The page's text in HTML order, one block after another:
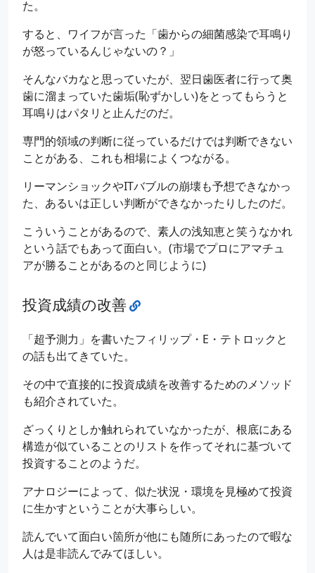
た。
すると、ワイフが言った「歯からの細菌感染で耳鳴り
が怒っているんじゃないの？」
そんなバカなと思っていたが、翌日歯医者に行って奥
歯に溜まっていた歯垢(恥ずかしい)をとってもらうと
耳鳴りはパタリと止んだのだ。
専門的領域の判断に従っているだけでは判断できない
ことがある、これも相場によくつながる。
リーマンショックやITバブルの崩壊も予想できなかっ
た、あるいは正しい判断ができなかったりしたのだ。
こういうことがあるので、素人の浅知恵と笑うなかれ
という話でもあって面白い。(市場でプロにアマチュ
アが勝ることがあるのと同じように)
投資成績の改善
「超予測力」を書いたフィリップ・E・テトロックと
の話も出てきていた。
その中で直接的に投資成績を改善するためのメソッド
も紹介されていた。
ざっくりとしか触れられていなかったが、根底にある
構造が似ていることのリストを作ってそれに基づいて
投資することのようだ。
アナロジーによって、似た状況・環境を見極めて投資
に生かすということが大事らしい。
読んでいて面白い箇所が他にも随所にあったので暇な
人は是非読んでみてほしい。